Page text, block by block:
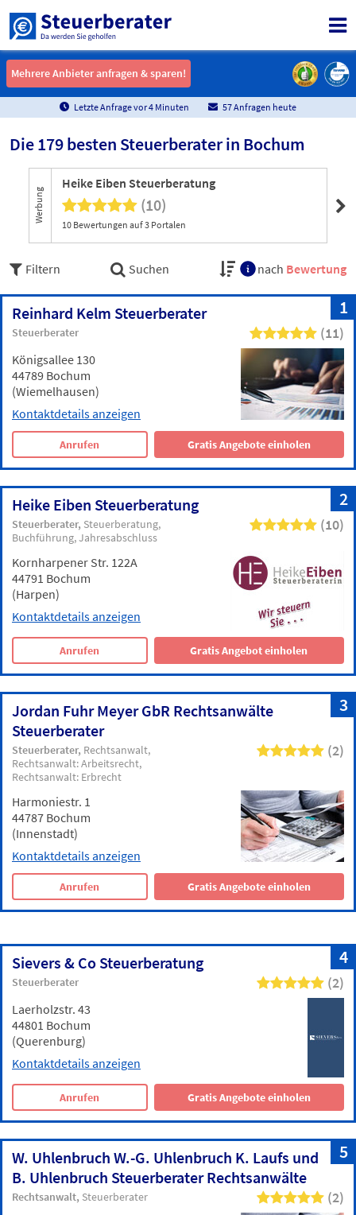
Mehrere Anbieter anfragen & sparen!
Mehrere Anbieter anfragen & sparen!
Letzte Anfrage vor4 Minuten 57 Anfragen heute
Die 179 besten Steuerberater in Bochum
Werbung
Heike Eiben Steuerberatung
(10)
10 Bewertungen auf 3 Portalen
Filtern Suchen nach Bewertung
1
Reinhard Kelm Steuerberater
Steuerberater (11)
Königsallee 130
44789 Bochum
(Wiemelhausen)
Kontaktdetails anzeigen
Anrufen Gratis Angebote einholen
2
Heike Eiben Steuerberatung
Steuerberater Steuerberatung
Buchführung Jahresabschluss
(10)
Kornharpener Str. 122A
44791 Bochum
(Harpen)
Kontaktdetails anzeigen
Anrufen Gratis Angebot einholen
3
Jordan Fuhr Meyer GbR Rechtsanwälte
Steuerberater
Steuerberater Rechtsanwalt
Rechtsanwalt: Arbeitsrecht
Rechtsanwalt: Erbrecht
(2)
Harmoniestr. 1
44787 Bochum
(Innenstadt)
Kontaktdetails anzeigen
Anrufen Gratis Angebote einholen
4
Sievers & Co Steuerberatung
Steuerberater (2)
Laerholzstr. 43
44801 Bochum
(Querenburg)
Kontaktdetails anzeigen
Anrufen Gratis Angebote einholen
5
W. Uhlenbruch W.-G. Uhlenbruch K. Laufs und
B. Uhlenbruch Steuerberater Rechtsanwälte
Rechtsanwalt Steuerberater (2)